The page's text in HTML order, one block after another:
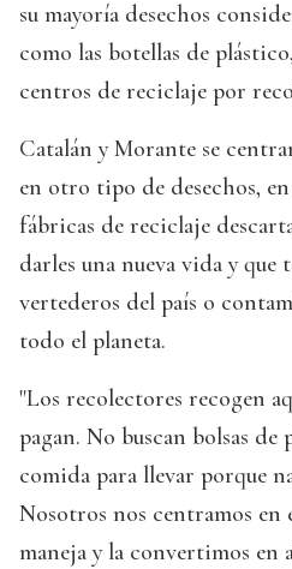
su mayoría desechos
como las botellas de
centros de reciclaje por
Catalán y Morante se
en otro tipo de desechos, en
fábricas de reciclaje
darles una nueva vida y
vertederos del país o
todo el planeta.
"Los recolectores recogen
pagan. No buscan bolsas de
comida para llevar porque
Nosotros nos centramos en
maneja y la convertimos en